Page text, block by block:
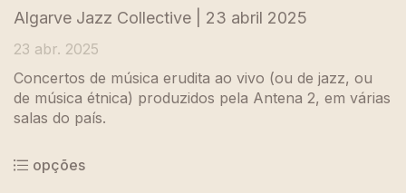
Algarve Jazz Collective | 23 abril 2025
23 abr. 2025
Concertos de música erudita ao vivo (ou de jazz, ou
de música étnica) produzidos pela Antena 2, em várias
salas do país.
opções